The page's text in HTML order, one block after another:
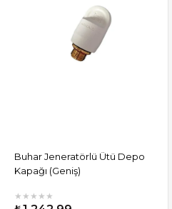
Buhar Jeneratörlü Ütü Depo
Kapağı (Geniş)
★ ★ ★ ★ ★